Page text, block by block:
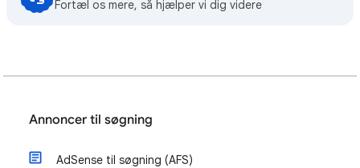
Fortæl os mere, så hjælper vi dig videre
Annoncer til søgning
AdSense til søgning (AFS)